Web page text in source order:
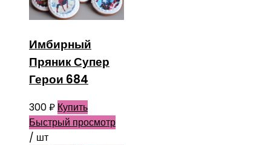
Имбирный
Пряник Супер
Герои 684
300₽ Купить
Быстрый просмотр
/ шт